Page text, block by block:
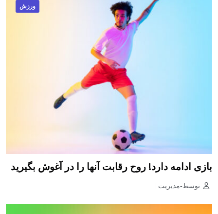
ورزش
بازی ادامه دارد! روح رقابت آنها را در آغوش بگیرید
توسط-مدیریت